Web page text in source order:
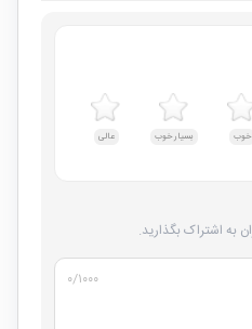
خوب بسیار خوب عالی
به اشتراک بگذارید.
۰/۱۰۰۰